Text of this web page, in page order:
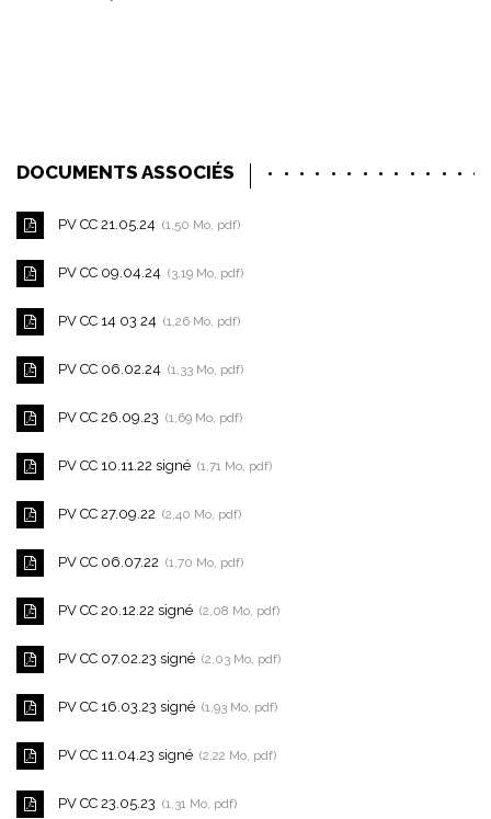
DOCUMENTS ASSOCIÉS
PV CC 21.05.24 1,50 Mo, pdf
PV CC 09.04.24 3,19 Mo, pdf
PV CC 14 03 24 1,26 Mo, pdf
PV CC 06.02.24 1,33 Mo, pdf
PV CC 26.09.23 1,69 Mo, pdf
PV CC 10.11.22 signé 1,71 Mo, pdf
PV CC 27.09.22 2,40 Mo, pdf
PV CC 06.07.22 1,70 Mo, pdf
PV CC 20.12.22 signé 2,08 Mo, pdf
PV CC 07.02.23 signé 2,03 Mo, pdf
PV CC 16.03.23 signé 1,93 Mo, pdf
PV CC 11.04.23 signé 2,22 Mo, pdf
PV CC 23.05.23 1,31 Mo, pdf